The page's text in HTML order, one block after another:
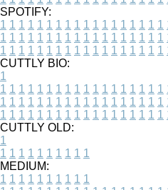
SPOTIFY:
1 1 1 1 1 1 1 1 1 1 1 1 1 1 1 1 1 1
1 1 1 1 1 1 1 1 1 1 1 1 1 1 1 1 1 1
1 1 1 1 1 1 1 1 1 1 1 1 1 1 1 1 1 1
CUTTLY BIO:
1
1 1 1 1 1 1 1 1 1 1 1 1 1 1 1 1 1 1
1 1 1 1 1 1 1 1 1 1 1 1 1 1 1 1 1 1
1 1 1 1 1 1 1 1 1 1 1 1 1 1 1 1 1 1
CUTTLY OLD:
1
1 1 1 1 1 1 1 1 1 1
MEDIUM:
1 1 1 1 1 1 1 1 1 1